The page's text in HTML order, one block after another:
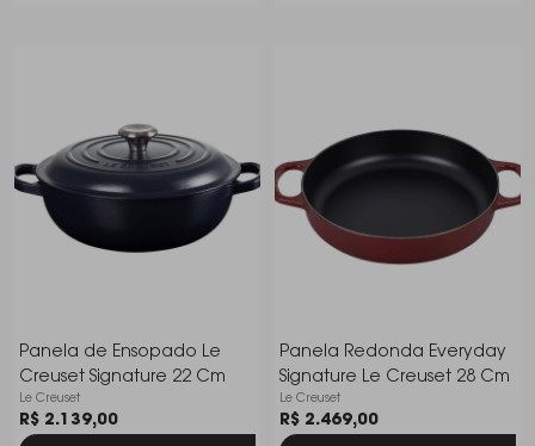
Panela de Ensopado Le
Creuset Signature 22 Cm
Le Creuset
R$ 2.139,00
Panela Redonda Everyday
Signature Le Creuset 28 Cm
Le Creuset
R$ 2.469,00